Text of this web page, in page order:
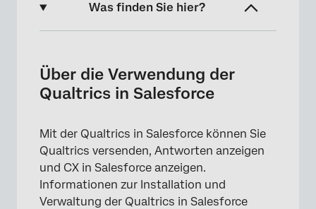
Was finden Sie hier?
Senden von Umfragen über Salesforce
Anzeigen von CX in Salesforce
Anzeigen von gefilterten eingebetteten
Widgets in Salesforce-Datensätzen
Zusätzliche App-Einstellungen
Über die Verwendung der
Qualtrics in Salesforce
Mit der Qualtrics in Salesforce können Sie
Qualtrics versenden, Antworten anzeigen
und CX in Salesforce anzeigen.
Informationen zur Installation und
Verwaltung der Qualtrics in Salesforce